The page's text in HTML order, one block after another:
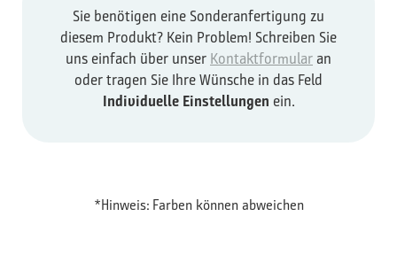
Sie benötigen eine Sonderanfertigung zu
diesem Produkt? Kein Problem! Schreiben Sie
uns einfach über unser Kontaktformular an
oder tragen Sie Ihre Wünsche in das Feld
Individuelle Einstellungen ein.
*Hinweis: Farben können abweichen